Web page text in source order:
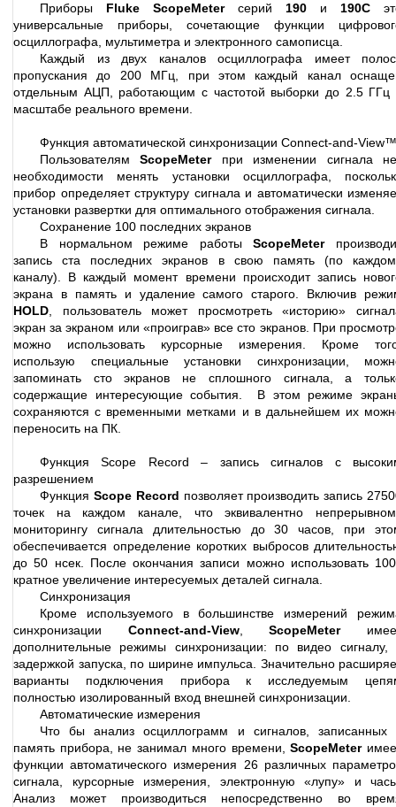
Приборы Fluke ScopeMeterсерий 190 и 190С
универсальные приборы, сочетающие функции
осциллографа, мультиметра и электронного самописца.
Каждый из двух каналов осциллографа имеет
пропускания до 200 МГц, при этом каждый канал
отдельным АЦП, работающим с частотой выборки до 2.5 ГГц
масштабе реального времени.
Функция автоматической синхронизации Connect-and-View™
ПользователямScopeMeterпри изменении сигнала
необходимости менять установки осциллографа,
прибор определяет структуру сигнала и автоматически
установки развертки для оптимального отображения сигнала.
Сохранение 100 последних экранов
В нормальном режиме работыScopeMeter
запись ста последних экранов в свою память (по
каналу). В каждый момент времени происходит запись
экрана в память и удаление самого старого. Включив
HOLD , пользователь может просмотреть «историю»
экран за экраном или «проиграв» все сто экранов. При
можно использовать курсорные измерения. Кроме
использую специальные установки синхронизации,
запоминать сто экранов не сплошного сигнала, а
содержащие интересующие события. В этом режиме
сохраняются с временными метками и в дальнейшем их
переносить на ПК.
Функция Scope Record – запись сигналов с
разрешением
Функция Scope Record позволяет производить запись
точек на каждом канале, что эквивалентно
мониторингу сигнала длительностью до 30 часов, при
обеспечивается определение коротких выбросов
до 50 нсек. После окончания записи можно использовать
кратное увеличение интересуемых деталей сигнала.
Синхронизация
Кроме используемого в большинстве измерений
синхронизации Connect-and-View,ScopeMeter
дополнительные режимы синхронизации: по видео сигналу,
задержкой запуска, по ширине импульса. Значительно
варианты подключения прибора к исследуемым
полностью изолированный вход внешней синхронизации.
Автоматические измерения
Что бы анализ осциллограмм и сигналов, записанных
память прибора, не занимал много времени,ScopeMeter
функции автоматического измерения 26 различных
сигнала, курсорные измерения, электронную «лупу» и
Анализ может производиться непосредственно во